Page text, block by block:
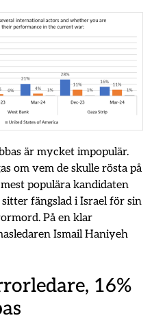
är mycket impopulär.
om vem de skulle rösta på
populära kandidaten
fängslad i Israel för sin
På en klar
Ismail Haniyeh
16%